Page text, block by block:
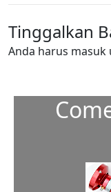
Tinggalkan
Anda harus masuk